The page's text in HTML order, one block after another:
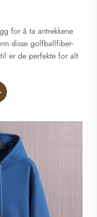
for å ta antrekkene
disse golfballfiber-
er de perfekte for alt